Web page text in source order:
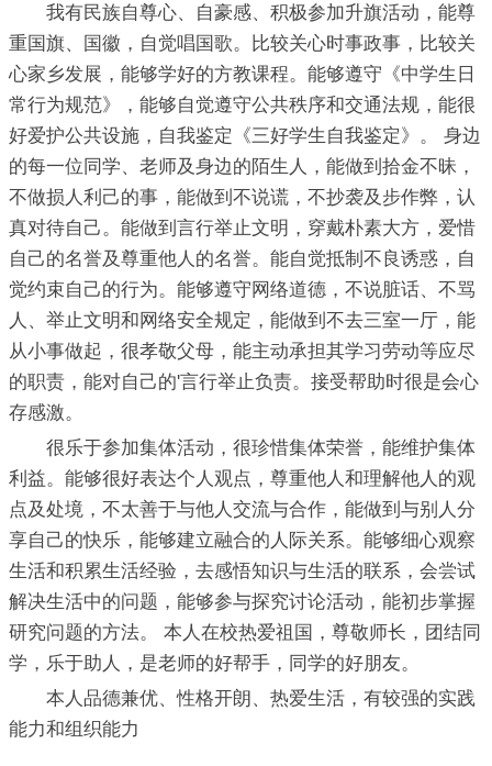
我有民族自尊心、自豪感、积极参加升旗活动，能尊
重国旗、国徽，自觉唱国歌。比较关心时事政事，比较关
心家乡发展，能够学好的方教课程。能够遵守《中学生日
常行为规范》，能够自觉遵守公共秩序和交通法规，能很
好爱护公共设施，自我鉴定《三好学生自我鉴定》。 身边
的每一位同学、老师及身边的陌生人，能做到拾金不昧，
不做损人利己的事，能做到不说谎，不抄袭及步作弊，认
真对待自己。能做到言行举止文明，穿戴朴素大方，爱惜
自己的名誉及尊重他人的名誉。能自觉抵制不良诱惑，自
觉约束自己的行为。能够遵守网络道德，不说脏话、不骂
人、举止文明和网络安全规定，能做到不去三室一厅，能
从小事做起，很孝敬父母，能主动承担其学习劳动等应尽
的职责，能对自己的'言行举止负责。接受帮助时很是会心
存感激。
很乐于参加集体活动，很珍惜集体荣誉，能维护集体
利益。能够很好表达个人观点，尊重他人和理解他人的观
点及处境，不太善于与他人交流与合作，能做到与别人分
享自己的快乐，能够建立融合的人际关系。能够细心观察
生活和积累生活经验，去感悟知识与生活的联系，会尝试
解决生活中的问题，能够参与探究讨论活动，能初步掌握
研究问题的方法。 本人在校热爱祖国，尊敬师长，团结同
学，乐于助人，是老师的好帮手，同学的好朋友。
本人品德兼优、性格开朗、热爱生活，有较强的实践
能力和组织能力